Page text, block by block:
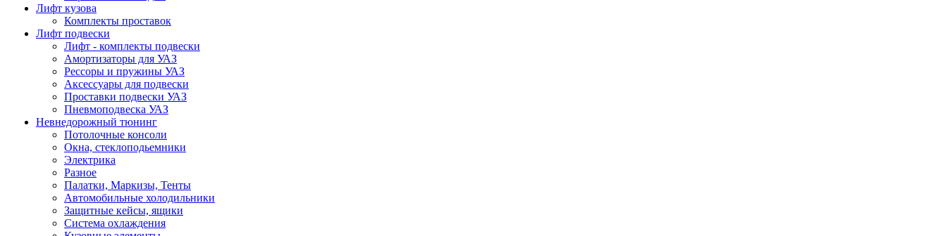
Лифт кузова
Комплекты проставок
Лифт подвески
Лифт - комплекты подвески
Амортизаторы для УАЗ
Рессоры и пружины УАЗ
Аксессуары для подвески
Проставки подвески УАЗ
Пневмоподвеска УАЗ
Невнедорожный тюнинг
Потолочные консоли
Окна, стеклоподьемники
Электрика
Разное
Палатки, Маркизы, Тенты
Автомобильные холодильники
Защитные кейсы, ящики
Система охлаждения